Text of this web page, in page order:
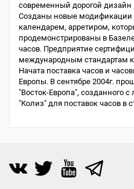
современный дорогой
Созданы новые
календарем, арретиром,
продемонстрированы в
часов. Предприятие
международным стандартам
Начата поставка часов и
Европы. В сентябре 2004г.
"Восток-Европа", созданного
"Колиз" для поставок часов в